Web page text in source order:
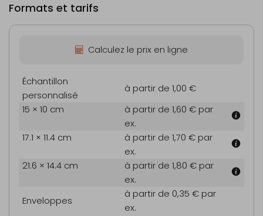
Formats et tarifs
Calculez le prix en ligne
Échantillon
personnalisé
à partir de 1,00 €
15 × 10 cm
à partir de 1,60 € par
ex.
17.1 × 11.4 cm
à partir de 1,70 € par
ex.
21.6 × 14.4 cm
à partir de 1,80 € par
ex.
Enveloppes
à partir de 0,35 € par
ex.